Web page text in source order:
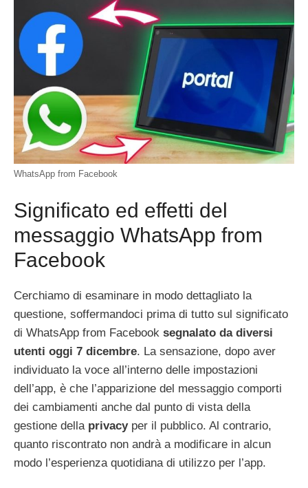
WhatsApp from Facebook
Significato ed effetti del
messaggio WhatsApp from
Facebook
Cerchiamo di esaminare in modo dettagliato la
questione, soffermandoci prima di tutto sul significato
di WhatsApp from Facebook segnalato da diversi
utenti oggi 7 dicembre. La sensazione, dopo aver
individuato la voce all’interno delle impostazioni
dell’app, è che l’apparizione del messaggio comporti
dei cambiamenti anche dal punto di vista della
gestione della privacyper il pubblico. Al contrario,
quanto riscontrato non andrà a modificare in alcun
modo l’esperienza quotidiana di utilizzo per l’app.